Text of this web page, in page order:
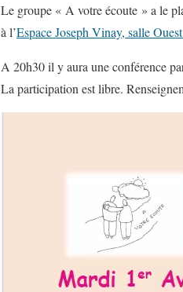
Le groupe « A votre écoute » a le
à l’Espace Joseph Vinay, salle
A 20h30 il y aura une conférence
La participation est libre.